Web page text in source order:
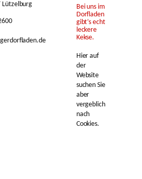
Lützelburg
Bei uns im
Dorfladen
gibt’s echt
leckere
Kekse.
Hier auf
der
Website
suchen Sie
aber
vergeblich
nach
Cookies.